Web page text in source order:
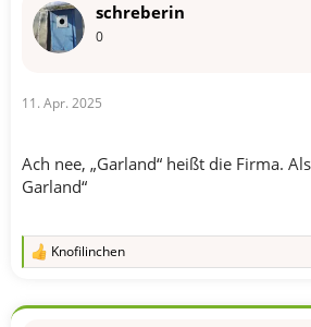
o
:
schreberin
0
11. Apr. 2025
Ach nee, „Garland“ heißt die Firma.
Garland“
R
k
Knofilinchen